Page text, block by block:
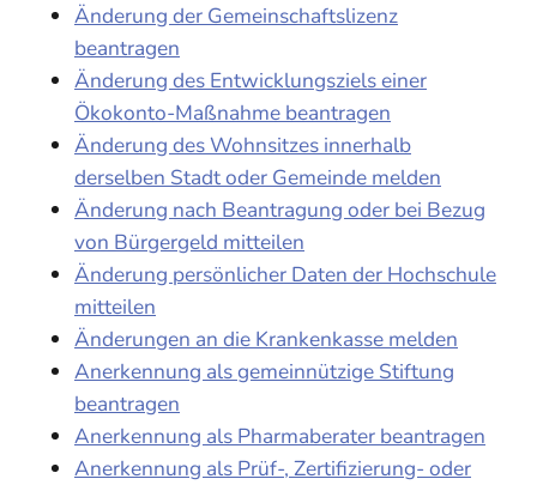
Änderung der Gemeinschaftslizenz
beantragen
Änderung des Entwicklungsziels einer
Ökokonto-Maßnahme beantragen
Änderung des Wohnsitzes innerhalb
derselben Stadt oder Gemeinde melden
Änderung nach Beantragung oder bei Bezug
von Bürgergeld mitteilen
Änderung persönlicher Daten der Hochschule
mitteilen
Änderungen an die Krankenkasse melden
Anerkennung als gemeinnützige Stiftung
beantragen
Anerkennung als Pharmaberater beantragen
Anerkennung als Prüf-, Zertifizierung- oder